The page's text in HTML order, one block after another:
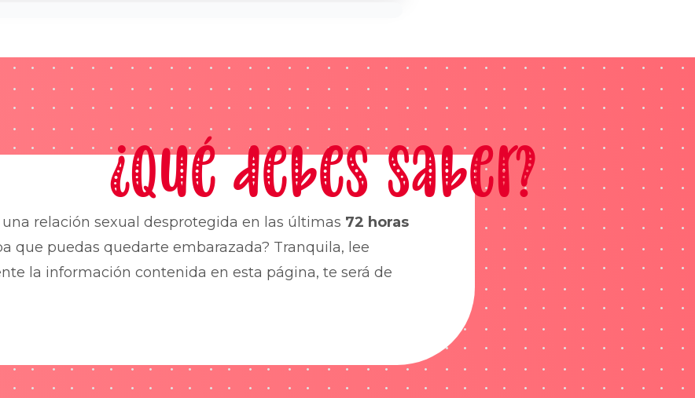
¿Qué debes saber?
relación sexual desprotegida en las últimas 72 horas
que puedas quedarte embarazada? Tranquila, lee
la información contenida en esta página, te será de